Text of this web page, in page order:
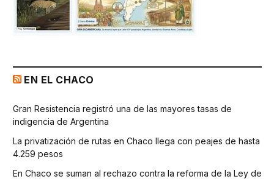
EN EL CHACO
Gran Resistencia registró una de las mayores tasas de
indigencia de Argentina
La privatización de rutas en Chaco llega con peajes de hasta
4.259 pesos
En Chaco se suman al rechazo contra la reforma de la Ley de